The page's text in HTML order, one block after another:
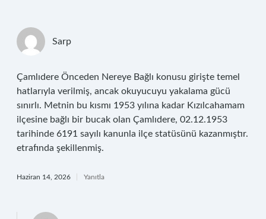
Sarp
Çamlıdere Önceden Nereye Bağlı konusu girişte temel
hatlarıyla verilmiş, ancak okuyucuyu yakalama gücü
sınırlı. Metnin bu kısmı 1953 yılına kadar Kızılcahamam
ilçesine bağlı bir bucak olan Çamlıdere, 02.12.1953
tarihinde 6191 sayılı kanunla ilçe statüsünü kazanmıştır.
etrafında şekillenmiş.
Haziran 14, 2026 Yanıtla